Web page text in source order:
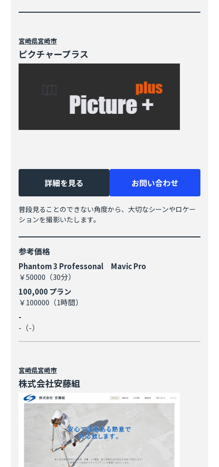
宮崎県宮崎市
ピクチャープラス
詳細を見る お問い合わせ
普段見ることのできない角度から、大切なシーンやロケー
ションを撮影いたします。
参考価格
Phantom 3 Professonal Mavic Pro
￥50000（30分）
100,000 プラン
￥100000（1時間）
-
-（-）
宮崎県宮崎市
株式会社安藤組